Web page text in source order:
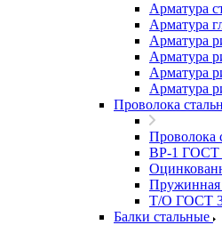
Арматура
Арматура
Арматура
Арматура
Арматура
Арматура
Проволока
Проволока
ВР-1 ГОСТ
Т/О ГОСТ
Балки стальные